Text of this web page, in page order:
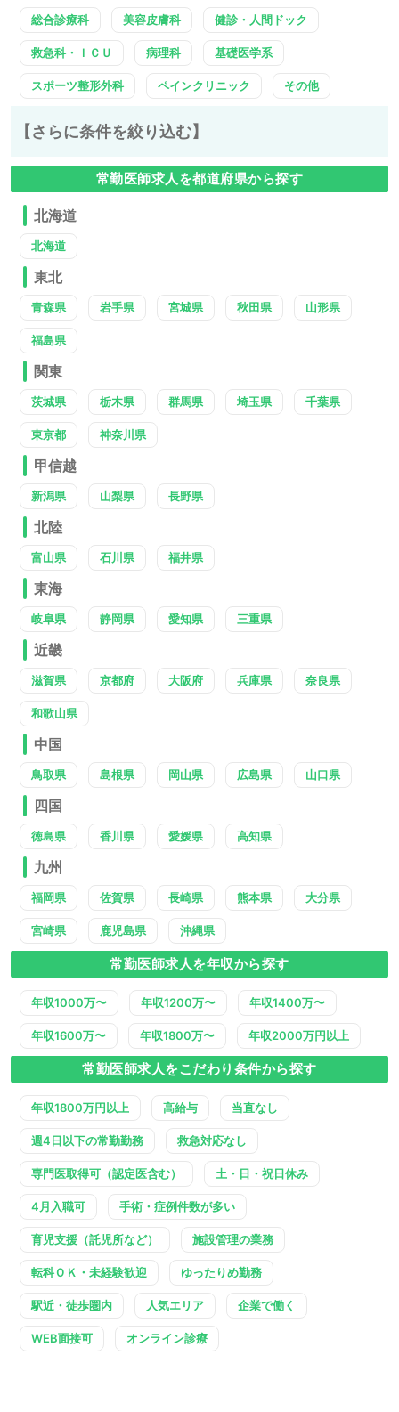
総合診療科 美容皮膚科 健診・人間ドック
救急科・ＩＣＵ 病理科 基礎医学系
スポーツ整形外科 ペインクリニック その他
【さらに条件を絞り込む】
常勤医師求人を都道府県から探す
北海道
北海道
東北
青森県 岩手県 宮城県 秋田県 山形県
福島県
関東
茨城県 栃木県 群馬県 埼玉県 千葉県
東京都 神奈川県
甲信越
新潟県 山梨県 長野県
北陸
富山県 石川県 福井県
東海
岐阜県 静岡県 愛知県 三重県
近畿
滋賀県 京都府 大阪府 兵庫県 奈良県
和歌山県
中国
鳥取県 島根県 岡山県 広島県 山口県
四国
徳島県 香川県 愛媛県 高知県
九州
福岡県 佐賀県 長崎県 熊本県 大分県
宮崎県 鹿児島県 沖縄県
常勤医師求人を年収から探す
年収1000万〜 年収1200万〜 年収1400万〜
年収1600万〜 年収1800万〜 年収2000万円以上
常勤医師求人をこだわり条件から探す
年収1800万円以上 高給与 当直なし
週4日以下の常勤勤務 救急対応なし
専門医取得可（認定医含む） 土・日・祝日休み
4月入職可 手術・症例件数が多い
育児支援（託児所など） 施設管理の業務
転科ＯＫ・未経験歓迎 ゆったりめ勤務
駅近・徒歩圏内 人気エリア 企業で働く
WEB面接可 オンライン診療